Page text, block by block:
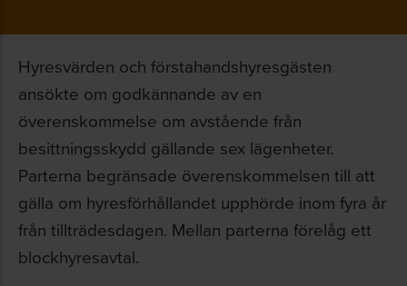
Hyresvärden och förstahandshyresgästen
ansökte om godkännande av en
överenskommelse om avstående från
besittningsskydd gällande sex lägenheter.
Parterna begränsade överenskommelsen till att
gälla om hyresförhållandet upphörde inom fyra år
från tillträdesdagen. Mellan parterna förelåg ett
blockhyresavtal.